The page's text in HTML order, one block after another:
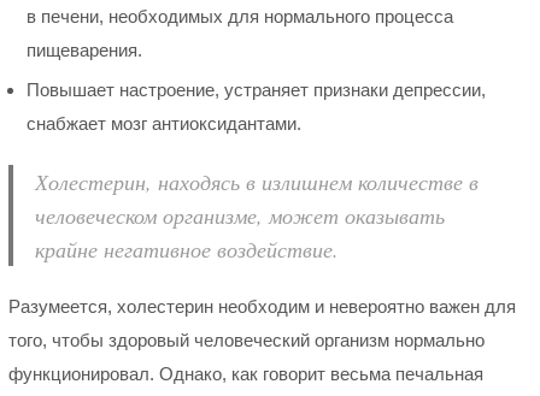
в печени, необходимых для нормального процесса
пищеварения.
Повышает настроение, устраняет признаки депрессии,
снабжает мозг антиоксидантами.
Холестерин, находясь в излишнем количестве в
человеческом организме, может оказывать
крайне негативное воздействие.
Разумеется, холестерин необходим и невероятно важен для
того, чтобы здоровый человеческий организм нормально
функционировал. Однако, как говорит весьма печальная